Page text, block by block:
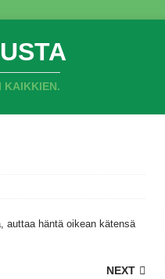
KAIKKIEN.
auttaa häntä oikean kätensä
NEXT